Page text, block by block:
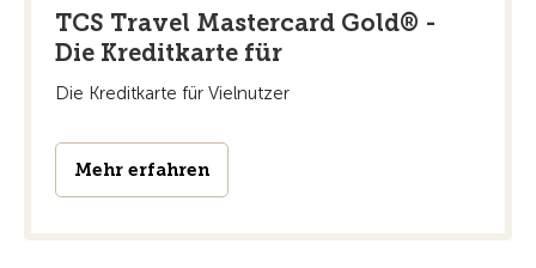
TCS Travel Mastercard Gold® -
Die Kreditkarte für
Die Kreditkarte für Vielnutzer
Mehr erfahren